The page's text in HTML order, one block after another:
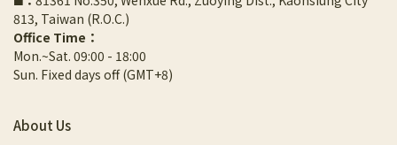
813, Taiwan (R.O.C.)
Office Time：
Mon.~Sat. 09:00 - 18:00
Sun. Fixed days off (GMT+8)
About Us